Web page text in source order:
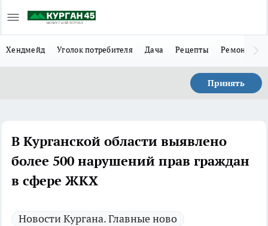
Хендмейд Уголок потребителя Дача Рецепты Ремонт
Принять
В Курганской области выявлено
более 500 нарушений прав граждан
в сфере ЖКХ
Новости Кургана. Главные ново